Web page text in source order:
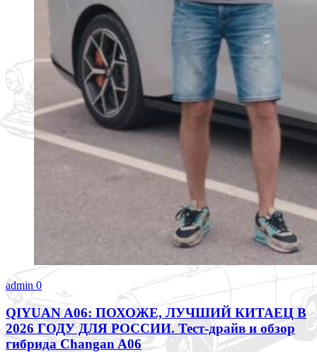
admin0
QIYUAN A06: ПОХОЖЕ, ЛУЧШИЙ КИТАЕЦ В
2026 ГОДУ ДЛЯ РОССИИ. Тест-драйв и обзор
гибрида Changan A06